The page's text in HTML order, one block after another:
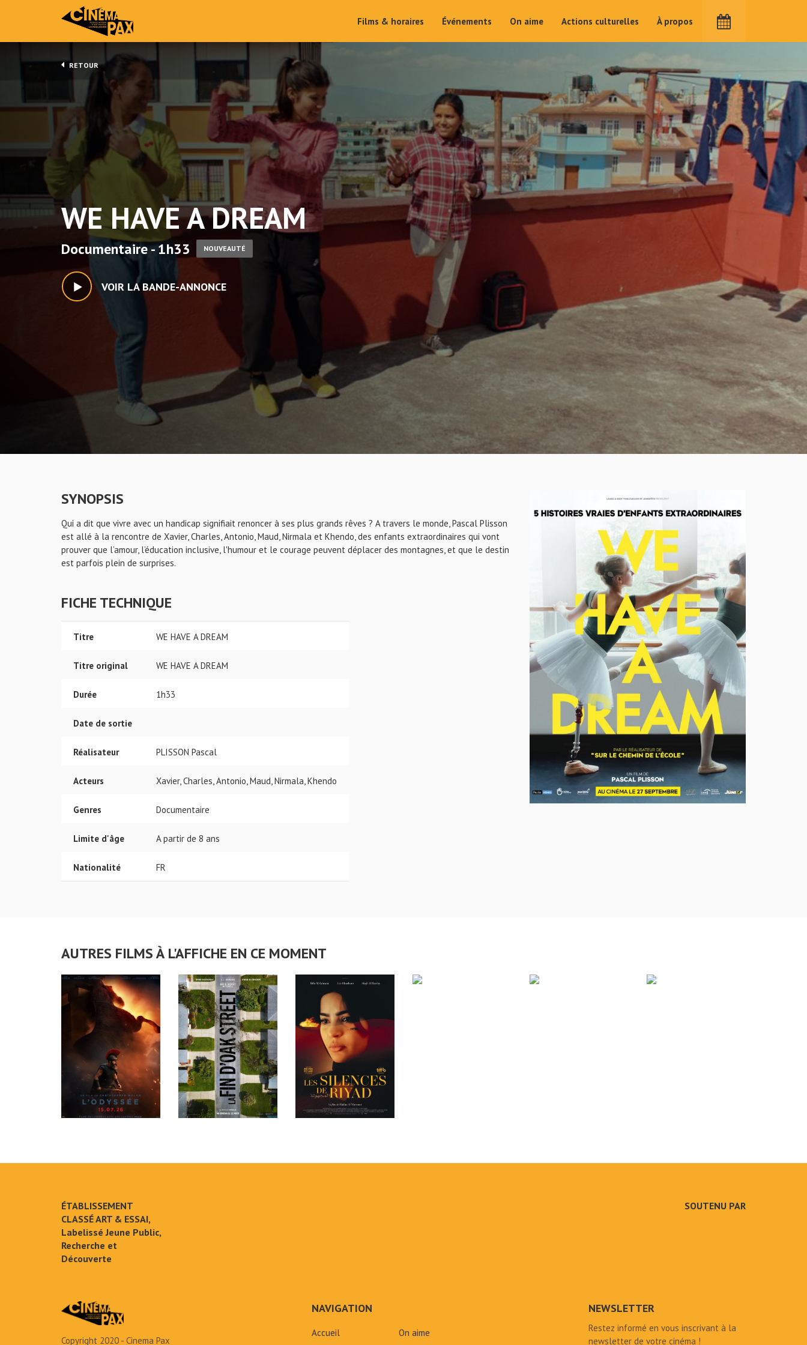
Films & horaires Événements On aime Actions culturelles À propos
RETOUR
WE HAVE A DREAM
Documentaire - 1h33 NOUVEAUTÉ
VOIR LA BANDE-ANNONCE
SYNOPSIS
Qui a dit que vivre avec un handicap signifiait renoncer à ses plus grands rêves ? A travers le monde, Pascal Plisson
est allé à la rencontre de Xavier, Charles, Antonio, Maud, Nirmala et Khendo, des enfants extraordinaires qui vont
prouver que l’amour, l’éducation inclusive, l'humour et le courage peuvent déplacer des montagnes, et que le destin
est parfois plein de surprises.
FICHE TECHNIQUE
Titre WE HAVE A DREAM
Titre original WE HAVE A DREAM
Durée 1h33
Date de sortie
Réalisateur PLISSON Pascal
Acteurs Xavier, Charles, Antonio, Maud, Nirmala, Khendo
Genres Documentaire
Limite d'âge A partir de 8 ans
Nationalité FR
AUTRES FILMS À L'AFFICHE EN CE MOMENT
ÉTABLISSEMENT
CLASSÉ ART & ESSAI,
Labelissé Jeune Public,
Recherche et
Découverte
SOUTENU PAR
Copyright 2020 - Cinema Pax
NAVIGATION
Accueil On aime
NEWSLETTER
Restez informé en vous inscrivant à la
newsletter de votre cinéma !